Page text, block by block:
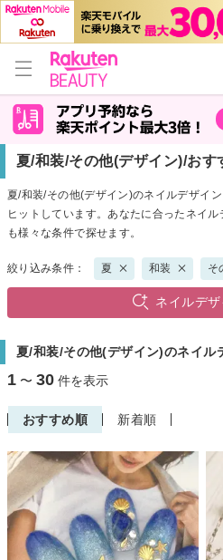
夏/和装/その他(デザイン)/おす
夏/和装/その他(デザイン)のネイルデザイ
ヒットしています。あなたに合ったネイ
も様々な条件で探せます。
絞り込み条件： 夏 和装 そ
ネイルデ
夏/和装/その他(デザイン)のネイル
1 〜 30 件を表示
おすすめ順 新着順